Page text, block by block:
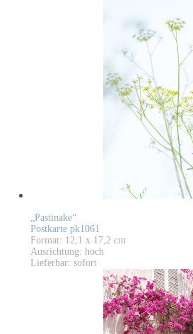
„Pastinake“
Postkarte pk1061
Format: 12,1 x 17,2 cm
Ausrichtung: hoch
Lieferbar: sofort